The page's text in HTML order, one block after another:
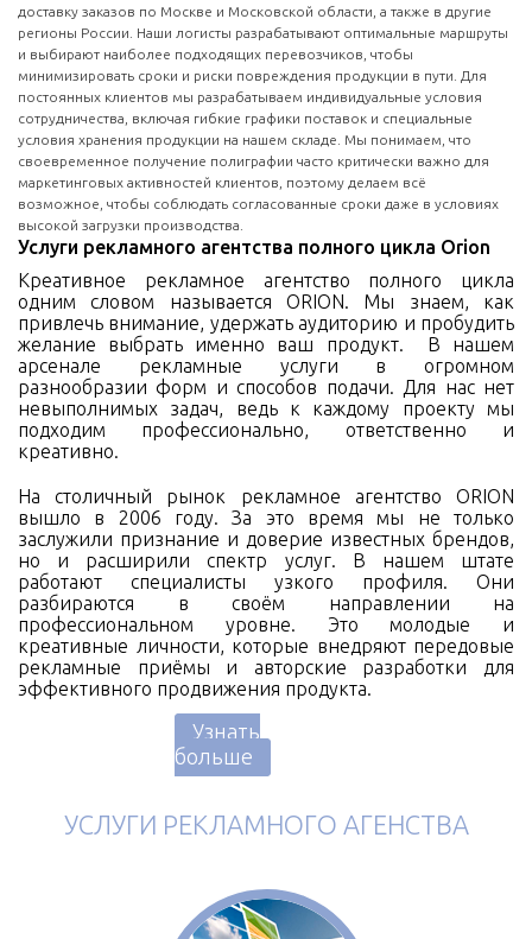
доставку заказов по Москве и Московской области, а также в другие
регионы России. Наши логисты разрабатывают оптимальные маршруты
и выбирают наиболее подходящих перевозчиков, чтобы
минимизировать сроки и риски повреждения продукции в пути. Для
постоянных клиентов мы разрабатываем индивидуальные условия
сотрудничества, включая гибкие графики поставок и специальные
условия хранения продукции на нашем складе. Мы понимаем, что
своевременное получение полиграфии часто критически важно для
маркетинговых активностей клиентов, поэтому делаем всё
возможное, чтобы соблюдать согласованные сроки даже в условиях
высокой загрузки производства.
Услуги рекламного агентства полного цикла Orion
Креативное рекламное агентство полного цикла
одним словом называется ORION. Мы знаем, как
привлечь внимание, удержать аудиторию и пробудить
желание выбрать именно ваш продукт. В нашем
арсенале рекламные услуги в огромном
разнообразии форм и способов подачи. Для нас нет
невыполнимых задач, ведь к каждому проекту мы
подходим профессионально, ответственно и
креативно.
На столичный рынок рекламное агентство ORION
вышло в 2006 году. За это время мы не только
заслужили признание и доверие известных брендов,
но и расширили спектр услуг. В нашем штате
работают специалисты узкого профиля. Они
разбираются в своём направлении на
профессиональном уровне. Это молодые и
креативные личности, которые внедряют передовые
рекламные приёмы и авторские разработки для
эффективного продвижения продукта.
Узнать
больше
УСЛУГИ РЕКЛАМНОГО АГЕНСТВА